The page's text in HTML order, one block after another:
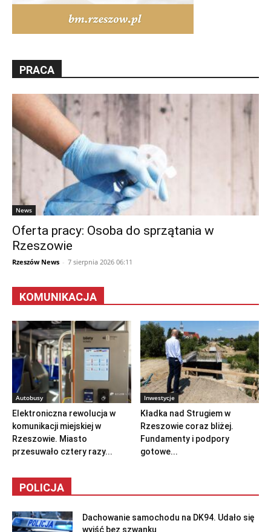
PRACA
News
Oferta pracy: Osoba do sprzątania w
Rzeszowie
Rzeszów News - 7 sierpnia 2026 06:11
KOMUNIKACJA
Autobusy
Elektroniczna rewolucja w
komunikacji miejskiej w
Rzeszowie. Miasto
przesuwało cztery razy...
Inwestycje
Kładka nad Strugiem w
Rzeszowie coraz bliżej.
Fundamenty i podpory
gotowe...
POLICJA
Dachowanie samochodu na DK94. Udało się
wyjść bez szwanku